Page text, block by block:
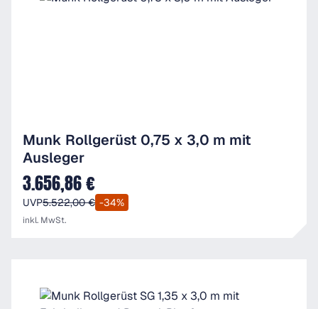
Munk Rollgerüst 0,75 x 3,0 m mit
Ausleger
Verkaufspreis:
3.656,86 €
UVP5.522,00 € -34%
inkl. MwSt.